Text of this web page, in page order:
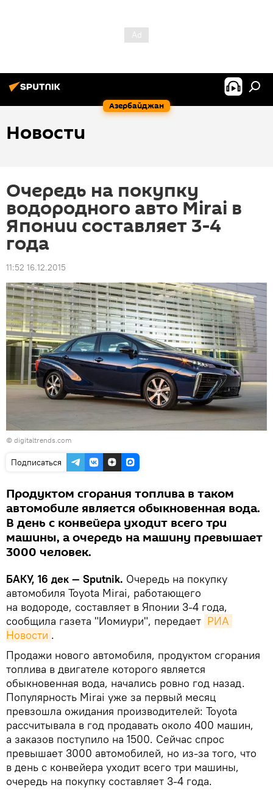
Азербайджан
Новости
Очередь на покупку
водородного авто Mirai в
Японии составляет 3-4
года
11:52 16.12.2015
© digitaltrends.com
Подписаться
Продуктом сгорания топлива в таком
автомобиле является обыкновенная вода.
В день с конвейера уходит всего три
машины, а очередь на машину превышает
3000 человек.
БАКУ, 16 дек — Sputnik. Очередь на покупку
автомобиля Toyota Mirai, работающего
на водороде, составляет в Японии 3-4 года,
сообщила газета "Иомиури", передает РИА
Новости .
Продажи нового автомобиля, продуктом сгорания
топлива в двигателе которого является
обыкновенная вода, начались ровно год назад.
Популярность Mirai уже за первый месяц
превзошла ожидания производителей: Toyota
рассчитывала в год продавать около 400 машин,
а заказов поступило на 1500. Сейчас спрос
превышает 3000 автомобилей, но из-за того, что
в день с конвейера уходит всего три машины,
очередь на покупку составляет 3-4 года.